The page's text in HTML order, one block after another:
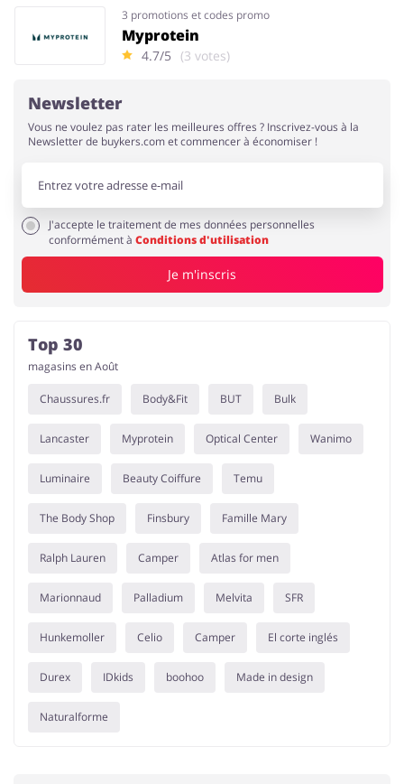
3 promotions et codes promo
Myprotein
4.7/5 (3 votes)
Newsletter
Vous ne voulez pas rater les meilleures offres ? Inscrivez-vous à la
Newsletter de buykers.com et commencer à économiser !
J'accepte le traitement de mes données personnelles
conformément à Conditions d'utilisation
Je m'inscris
Top 30
magasins en Août
Chaussures.fr Body&Fit BUT Bulk
Lancaster Myprotein Optical Center Wanimo
Luminaire Beauty Coiffure Temu
The Body Shop Finsbury Famille Mary
Ralph Lauren Camper Atlas for men
Marionnaud Palladium Melvita SFR
Hunkemoller Celio Camper El corte inglés
Durex IDkids boohoo Made in design
Naturalforme